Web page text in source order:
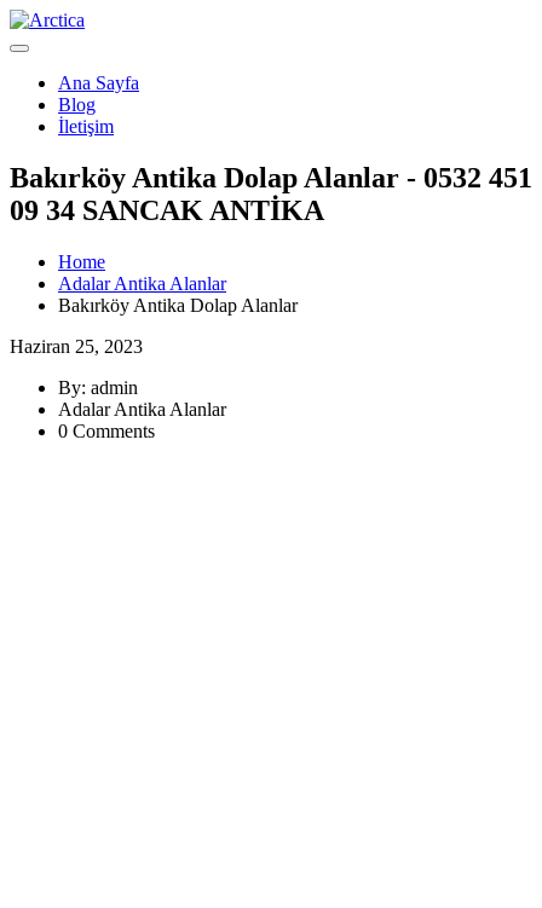
Ana Sayfa
Blog
İletişim
Bakırköy Antika Dolap Alanlar - 0532 451
09 34 SANCAK ANTİKA
Home
Adalar Antika Alanlar
Bakırköy Antika Dolap Alanlar
Haziran 25, 2023
By: admin
Adalar Antika Alanlar
0 Comments